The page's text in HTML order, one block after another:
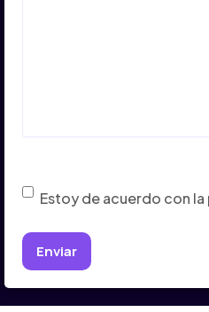
Consentimiento
Estoy de acuerdo con